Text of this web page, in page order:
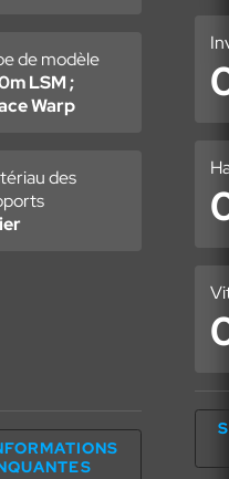
de modèle
LSM ;
Warp
des